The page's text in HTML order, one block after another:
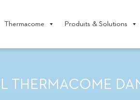
Thermacome Produits & Solutions
THERMACOME